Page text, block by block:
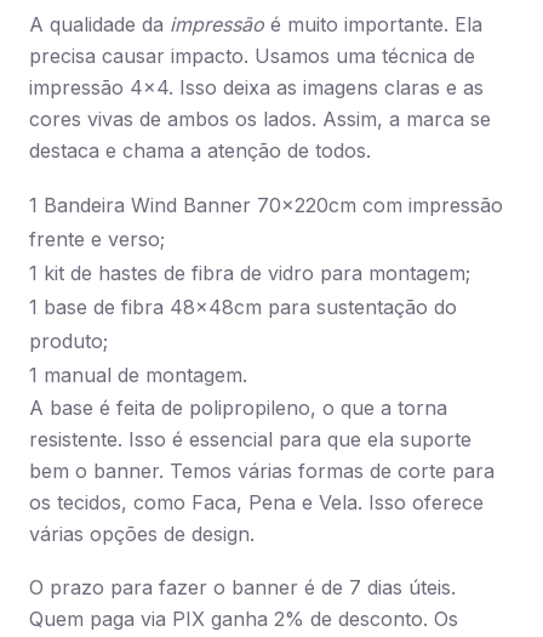
A qualidade da impressão é muito importante. Ela
precisa causar impacto. Usamos uma técnica de
impressão 4×4. Isso deixa as imagens claras e as
cores vivas de ambos os lados. Assim, a marca se
destaca e chama a atenção de todos.
1 Bandeira Wind Banner 70x220cm com impressão
frente e verso;
1 kit de hastes de fibra de vidro para montagem;
1 base de fibra 48x48cm para sustentação do
produto;
1 manual de montagem.
A base é feita de polipropileno, o que a torna
resistente. Isso é essencial para que ela suporte
bem o banner. Temos várias formas de corte para
os tecidos, como Faca, Pena e Vela. Isso oferece
várias opções de design.
O prazo para fazer o banner é de 7 dias úteis.
Quem paga via PIX ganha 2% de desconto. Os